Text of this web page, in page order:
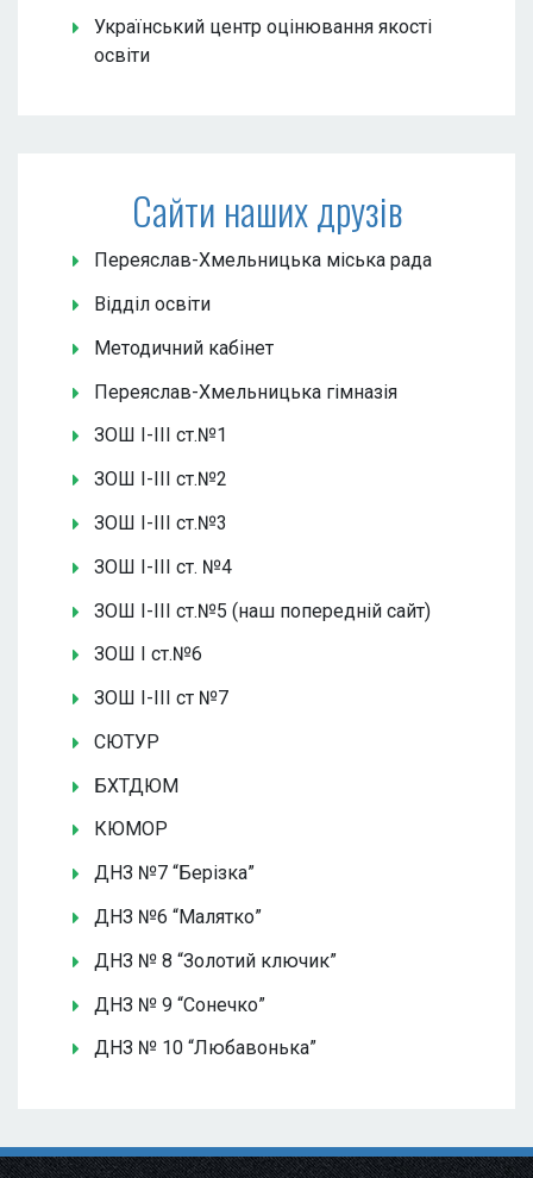
Український центр оцінювання якості
освіти
Сайти наших друзів
Переяслав-Хмельницька міська рада
Відділ освіти
Методичний кабінет
Переяслав-Хмельницька гімназія
ЗОШ І-ІІІ ст.№1
ЗОШ І-ІІІ ст.№2
ЗОШ І-ІІІ ст.№3
ЗОШ І-ІІІ ст. №4
ЗОШ І-ІІІ ст.№5 (наш попередній сайт)
ЗОШ І ст.№6
ЗОШ І-ІІІ ст №7
СЮТУР
БХТДЮМ
КЮМОР
ДНЗ №7 “Берізка”
ДНЗ №6 “Малятко”
ДНЗ № 8 “Золотий ключик”
ДНЗ № 9 “Сонечко”
ДНЗ № 10 “Любавонька”